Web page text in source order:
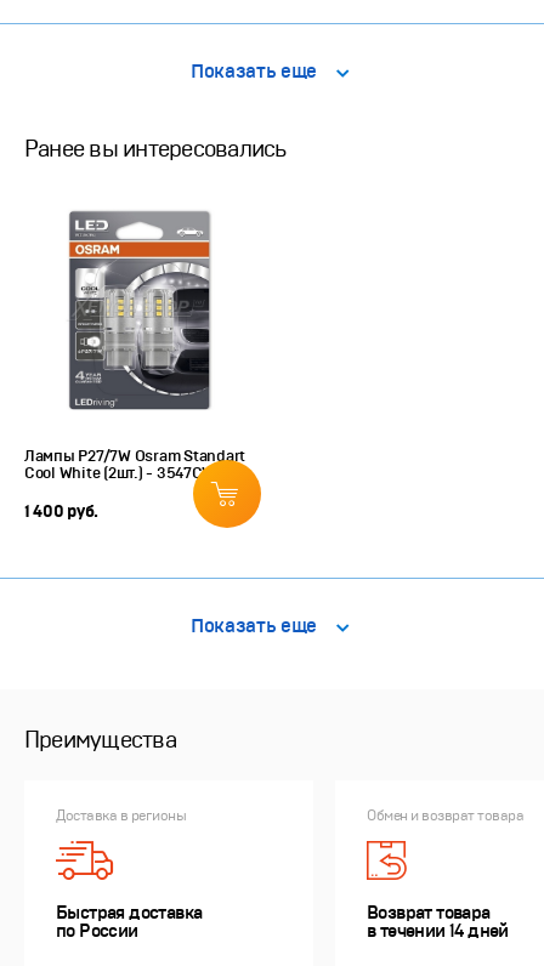
Показать еще
Ранее вы интересовались
Лампы P27/7W Osram Standart
Cool White (2шт.) - 3547CW-02B
1 400 руб.
Показать еще
Преимущества
Доставка в регионы
Быстрая доставка
по России
Обмен и возврат товара
Возврат товара
в течении 14 дней